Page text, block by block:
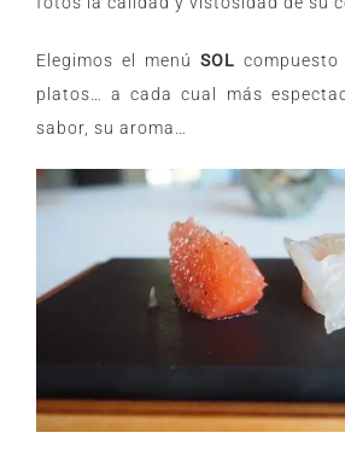
Elegimos el menú SOL
platos… a cada cual más
sabor, su aroma…